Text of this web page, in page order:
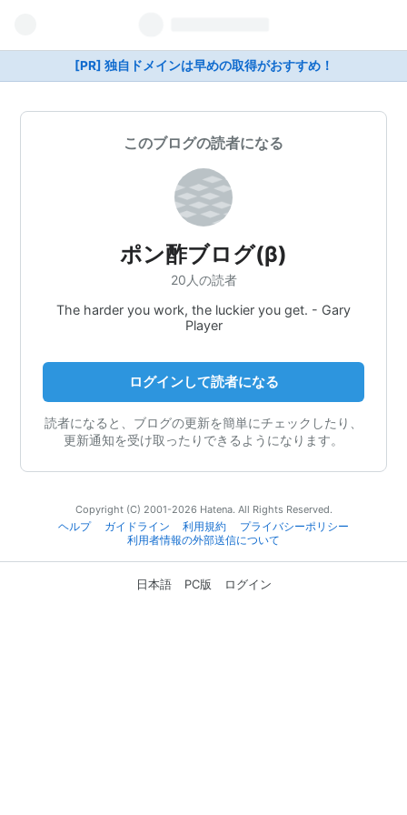
[PR] 独自ドメインは早めの取得がおすすめ！
このブログの読者になる
ポン酢ブログ(β)
20人の読者
The harder you work, the luckier you get. - Gary
Player
ログインして読者になる
読者になると、ブログの更新を簡単にチェックしたり、
更新通知を受け取ったりできるようになります。
Copyright (C) 2001-2026 Hatena. All Rights Reserved.
ヘルプ
ガイドライン 利用規約
プライバシーポリシー
利用者情報の外部送信について
日本語 PC版 ログイン